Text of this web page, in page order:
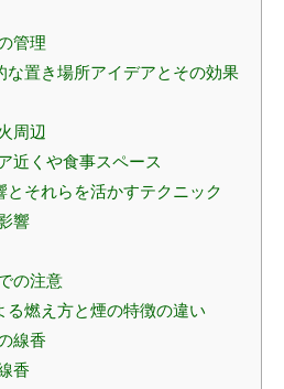
管理
な置き場所アイデアとその効果
周辺
近くや食事スペース
とそれらを活かすテクニック
響
の注意
る燃え方と煙の特徴の違い
線香
香